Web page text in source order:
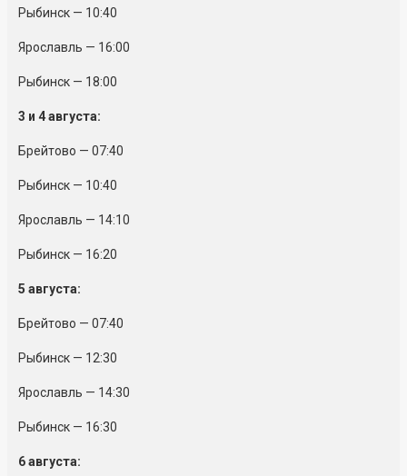
Рыбинск — 10:40
Ярославль — 16:00
Рыбинск — 18:00
3 и 4 августа:
Брейтово — 07:40
Рыбинск — 10:40
Ярославль — 14:10
Рыбинск — 16:20
5 августа:
Брейтово — 07:40
Рыбинск — 12:30
Ярославль — 14:30
Рыбинск — 16:30
6 августа: